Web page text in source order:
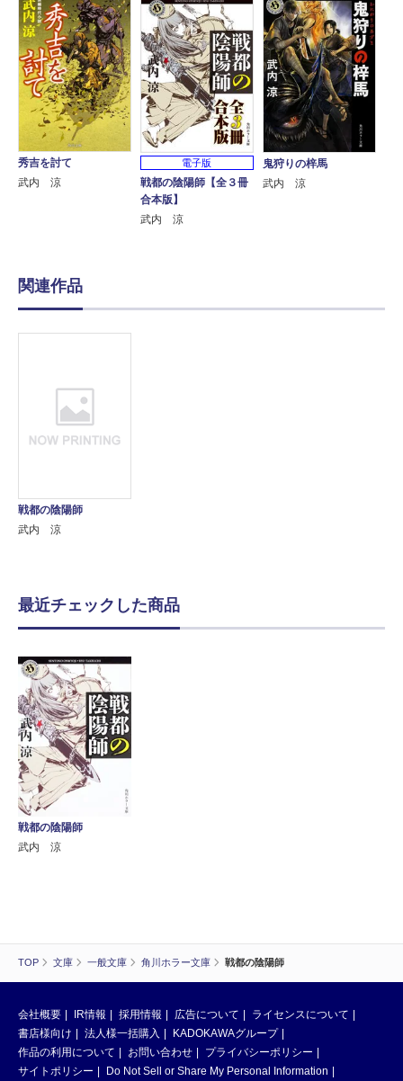
TOP 文庫 一般文庫 角川ホラー文庫 戦都の陰陽師
秀吉を討て
武内 涼
電子版
戦都の陰陽師【全３冊
合本版】
武内 涼
鬼狩りの梓馬
武内 涼
関連作品
戦都の陰陽師
武内 涼
最近チェックした商品
戦都の陰陽師
武内 涼
会社概要 IR情報 採用情報 広告について
ライセンスについて
書店様向け
法人様一括購入
KADOKAWAグループ
作品の利用について
お問い合わせ
プライバシーポリシー
サイトポリシー
Do Not Sell or Share My Personal Information